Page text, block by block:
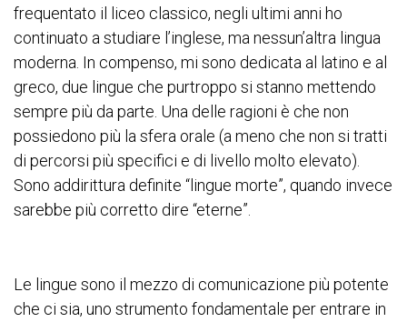
frequentato il liceo classico, negli ultimi anni ho
continuato a studiare l’inglese, ma nessun’altra lingua
moderna. In compenso, mi sono dedicata al latino e al
greco, due lingue che purtroppo si stanno mettendo
sempre più da parte. Una delle ragioni è che non
possiedono più la sfera orale (a meno che non si tratti
di percorsi più specifici e di livello molto elevato).
Sono addirittura definite “lingue morte”, quando invece
sarebbe più corretto dire “eterne”.
Le lingue sono il mezzo di comunicazione più potente
che ci sia, uno strumento fondamentale per entrare in